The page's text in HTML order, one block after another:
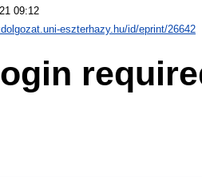
09:12
eszterhazy.hu/id/eprint/26642